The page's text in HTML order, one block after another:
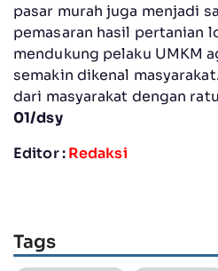
pasar murah juga menjadi
pemasaran hasil pertanian
mendukung pelaku UMKM
semakin dikenal
dari masyarakat dengan
01/dsy
Editor :Redaksi
Tags